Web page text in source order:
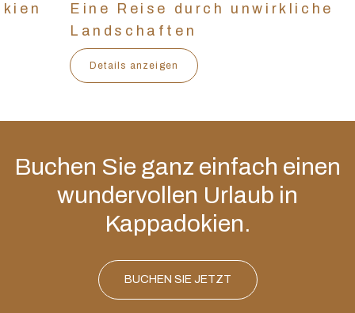
Eine Reise durch unwirkliche
Landschaften
Details anzeigen
Buchen Sie ganz einfach einen
wundervollen Urlaub in
Kappadokien.
BUCHEN SIE JETZT